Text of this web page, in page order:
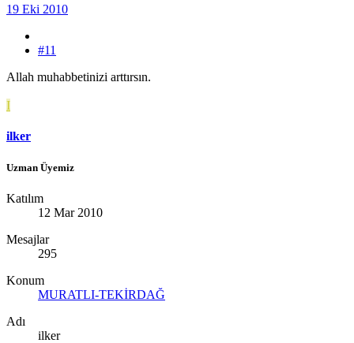
19 Eki 2010
#11
Allah muhabbetinizi arttırsın.
I
ilker
Uzman Üyemiz
Katılım
12 Mar 2010
Mesajlar
295
Konum
MURATLI-TEKİRDAĞ
Adı
ilker